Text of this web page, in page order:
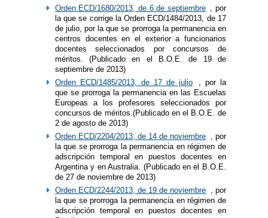
Orden ECD/1680/2013, de 6 de septiembre
, por
la que se corrige la Orden ECD/1484/2013, de 17
de julio, por la que se prorroga la permanencia en
centros docentes en el exterior a funcionarios
docentes seleccionados por concursos de
méritos. (Publicado en el B.O.E. de 19 de
septiembre de 2013)
Orden ECD/1485/2013, de 17 de julio
, por la
que se prorroga la permanencia en las Escuelas
Europeas a los profesores seleccionados por
concursos de méritos.(Publicado en el B.O.E. de
2 de agosto de 2013)
Orden ECD/2204/2013, de 14 de noviembre
, por
la que se prorroga la permanencia en régimen de
adscripción temporal en puestos docentes en
Argentina y en Australia. (Publicado en el B.O.E.
de 27 de noviembre de 2013)
Orden ECD/2244/2013, de 19 de noviembre
, por
la que se prorroga la permanencia en régimen de
adscripción temporal en puestos docentes en